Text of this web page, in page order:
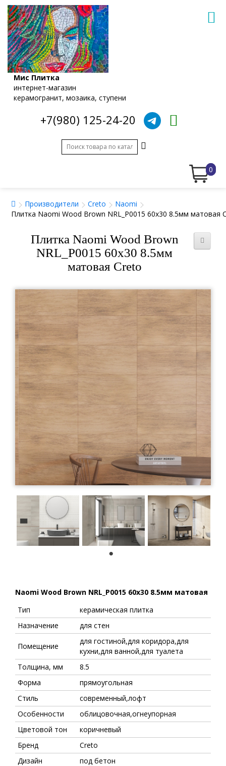
Мис Плитка
интернет-магазин
керамогранит, мозаика, ступени
+7(980) 125-24-20
0
Производители Creto
Naomi
Плитка Naomi Wood Brown NRL_P0015 60x30 8.5мм матовая
Плитка Naomi Wood Brown
NRL_P0015 60x30 8.5мм
матовая Creto
Naomi Wood Brown NRL_P0015 60x30 8.5мм матовая
Тип
керамическая плитка
Назначение
для стен
Помещение
для гостиной,для коридора,для
кухни,для ванной,для туалета
Толщина, мм
8.5
Форма
прямоугольная
Стиль
современный,лофт
Особенности
облицовочная,огнеупорная
Цветовой тон
коричневый
Бренд
Creto
Дизайн
под бетон